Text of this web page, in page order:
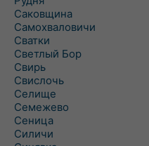
Саковщина
Самохваловичи
Сватки
Светлый Бор
Свирь
Свислочь
Селище
Семежево
Сеница
Силичи